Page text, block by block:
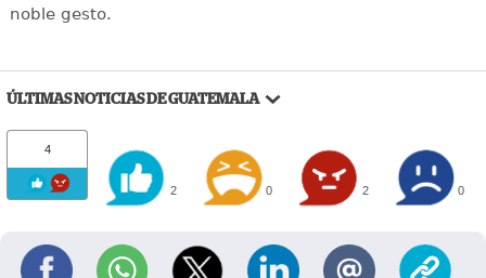
noble gesto.
ÚLTIMAS NOTICIAS DE GUATEMALA
4
2 0 2 0